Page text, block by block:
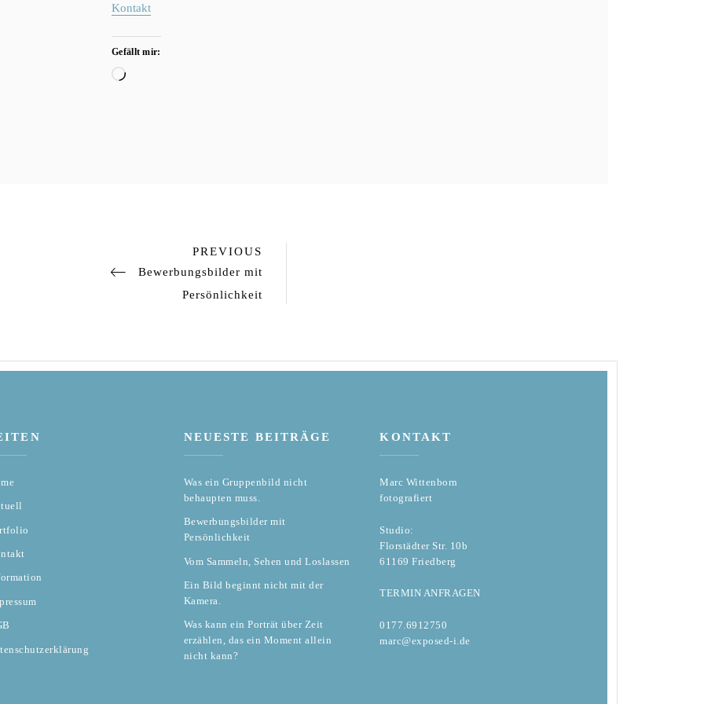
Kontakt
Gefällt mir:
Wird
Post
PREVIOUS
Bewerbungsbilder mit
Persönlichkeit
NEUESTE BEITRÄGE
Was ein Gruppenbild nicht
behaupten muss.
Bewerbungsbilder mit
Persönlichkeit
Vom Sammeln, Sehen und Loslassen
Ein Bild beginnt nicht mit der
Kamera.
Was kann ein Porträt über Zeit
erzählen, das ein Moment allein
nicht kann?
KONTAKT
Marc Wittenborn
fotografiert
Studio:
Florstädter Str. 10b
61169 Friedberg
TERMIN ANFRAGEN
0177.6912750
marc@exposed-i.de